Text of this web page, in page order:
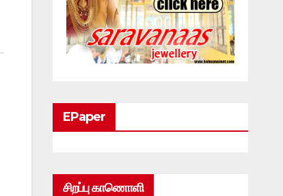
EPaper
சிறப்பு காணொளி